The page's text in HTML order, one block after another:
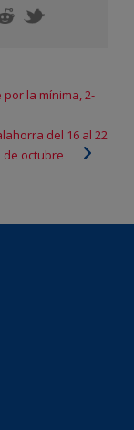
por la mínima, 2-
del 16 al 22
de octubre